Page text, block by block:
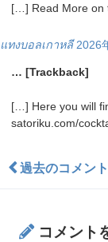
[…] Read More on
แทงบอลเกาหลี 2026
… [Trackback]
[…] Here you will
satoriku.com/
過去のコメン
コメント